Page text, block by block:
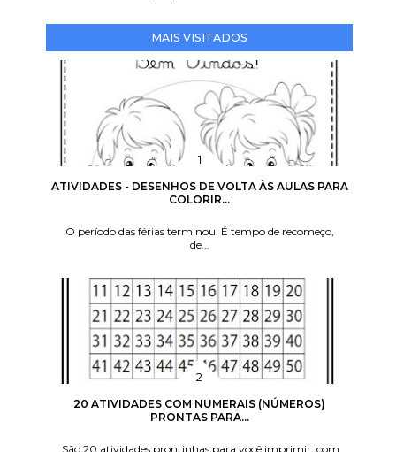
MAIS VISITADOS
ATIVIDADES - DESENHOS DE VOLTA ÀS AULAS PARA
COLORIR...
O período das férias terminou. É tempo de recomeço,
de...
20 ATIVIDADES COM NUMERAIS (NÚMEROS)
PRONTAS PARA...
São 20 atividades prontinhas para você imprimir, com